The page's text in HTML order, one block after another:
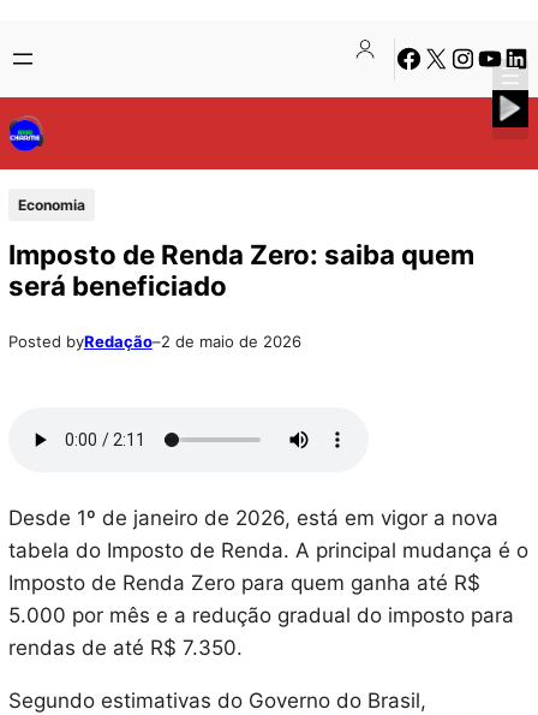
para
o
conteúdo
to
content
Facebook
X Instagram
Economia
Imposto de Renda Zero: saiba quem
será beneficiado
Posted byRedação–2 de maio de 2026
Desde 1º de janeiro de 2026, está em vigor a nova
tabela do Imposto de Renda. A principal mudança é o
Imposto de Renda Zero para quem ganha até R$
5.000 por mês e a redução gradual do imposto para
rendas de até R$ 7.350.
Segundo estimativas do Governo do Brasil,